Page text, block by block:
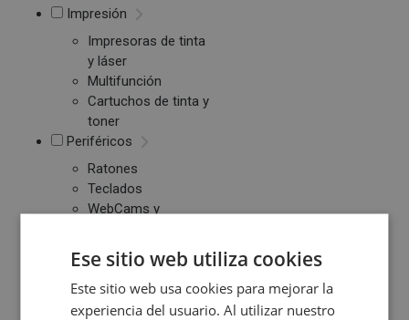
Impresión
Impresoras de tinta
y láser
Multifunción
Cartuchos de tinta y
toner
Periféricos
Ratones
Teclados
WebCams y
Almacenamiento
de Memoria
Discos duros
Ese sitio web utiliza cookies
Este sitio web usa cookies para mejorar la
experiencia del usuario. Al utilizar nuestro